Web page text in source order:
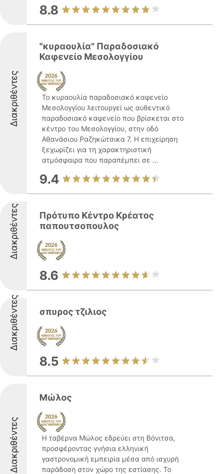
8.8
Διακριθέντες
"κυραουλία" Παραδοσιακό
Καφενείο Μεσολογγίου
Το κυραουλία παραδοσιακό καφενείο
Μεσολογγίου λειτουργεί ως αυθεντικό
παραδοσιακό καφενείο που βρίσκεται στο
κέντρο του Μεσολογγίου, στην οδό
Αθανάσιου Ραζηκώτσικα 7. Η επιχείρηση
ξεχωρίζει για τη χαρακτηριστική
ατμόσφαιρα που παραπέμπει σε ...
9.4
Διακριθέντες
Πρότυπο Κέντρο Κρέατος
παπουτσοπουλος
8.6
Διακριθέντες σπυρος τζιλιος
8.5
Διακριθέντες
Μώλος
Η ταβέρνα Μώλος εδρεύει στη Βόνιτσα,
προσφέροντας γνήσια ελληνική
γαστρονομική εμπειρία μέσα από ισχυρή
παράδοση στον χώρο της εστίασης. Το